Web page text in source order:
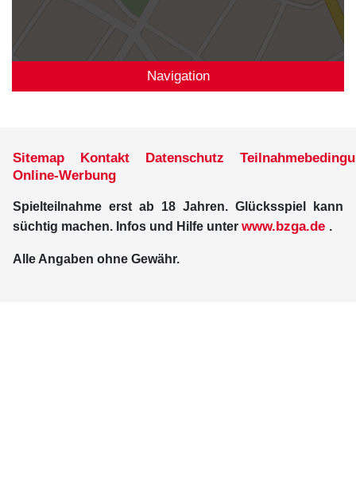
Navigation
Sitemap Kontakt Datenschutz
Online-Werbung
Spielteilnahme erst ab 18 Jahren. Glücksspiel kann
süchtig machen. Infos und Hilfe unter www.bzga.de .
Alle Angaben ohne Gewähr.